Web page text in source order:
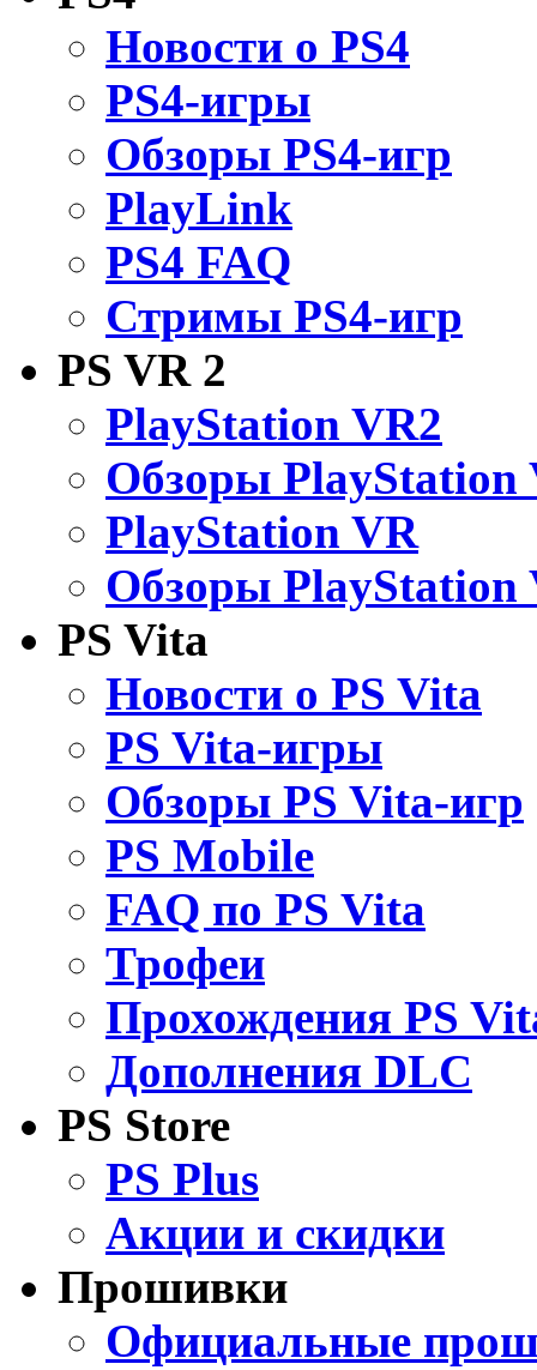
Новости о PS4
PS4-игры
Обзоры PS4-игр
PlayLink
PS4 FAQ
Стримы PS4-игр
PS VR 2
PlayStation VR2
Обзоры PlayStation
PlayStation VR
Обзоры PlayStation
PS Vita
Новости о PS Vita
PS Vita-игры
Обзоры PS Vita-игр
PS Mobile
FAQ по PS Vita
Трофеи
Прохождения PS
Дополнения DLC
PS Store
PS Plus
Акции и скидки
Прошивки
Официальные